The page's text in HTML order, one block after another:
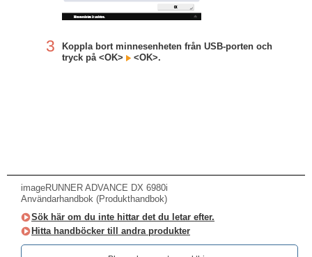
3
Koppla bort minnesenheten från USB-porten och
tryck på <OK>
<OK>.
imageRUNNER ADVANCE DX 6980i
Användarhandbok (Produkthandbok)
Sök här om du inte hittar det du letar efter.
Hitta handböcker till andra produkter